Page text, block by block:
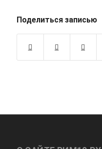
Поделиться записью